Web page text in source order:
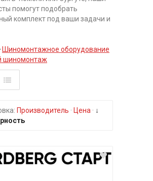
помогут подобрать
комплект под ваши задачи и
Шиномонтажное оборудование
шиномонтаж
Производитель · Цена · ↓